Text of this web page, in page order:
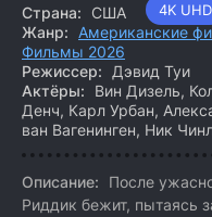
4K UHD
Страна:
США
Жанр:
Американские
Фильмы 2026
Режиссер:
Дэвид Туи
Актёры:
Вин Дизель,
Денч, Карл Урбан,
ван Вагенинген, Ник
Описание:
После
Риддик бежит, пытаясь